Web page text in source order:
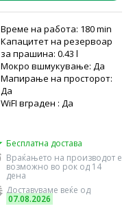
Време на работа: 180 min
Капацитет на резервоар
за прашина: 0.43 l
Мокро вшмукување: Да
Мапирање на просторот:
Да
WiFI вграден : Да
Бесплатна достава
Враќањето на производот е
возможно во рок од 14
дена
Доставуваме веќе од
07.08.2026